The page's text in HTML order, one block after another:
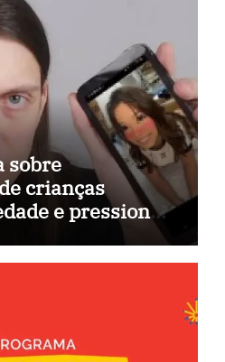
sobre
crianças
e pressiona